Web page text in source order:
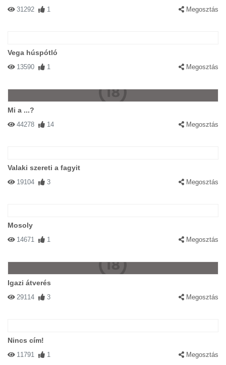
31292 1 Megosztás
Vega húspótló
13590 1 Megosztás
Mi a ...?
44278 14 Megosztás
Valaki szereti a fagyit
19104 3 Megosztás
Mosoly
14671 1 Megosztás
Igazi átverés
29114 3 Megosztás
Nincs cím!
11791 1 Megosztás